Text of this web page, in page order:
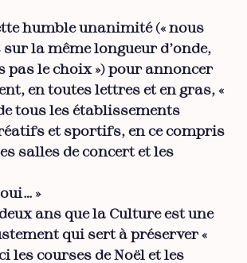
humble unanimité (« nous
la même longueur d’onde,
pas le choix ») pour annoncer
en toutes lettres et en gras, «
tous les établissements
et sportifs, en ce compris
salles de concert et les
oui… »
ans que la Culture est une
qui sert à préserver «
les courses de Noël et les